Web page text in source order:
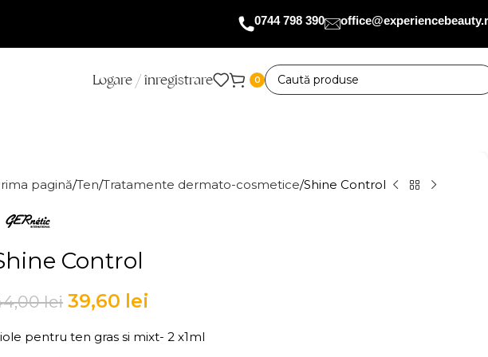
0744 798 390
Logare / înregistrare 0
pagină Ten Tratamente dermato-cosmetice Shine Control
Control
lei 39,60 lei
pentru ten gras si mixt- 2 x1ml